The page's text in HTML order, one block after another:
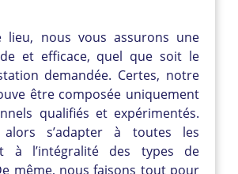
lieu, nous vous assurons une
et efficace, quel que soit le
demandée. Certes, notre
être composée uniquement
qualifiés et expérimentés.
s’adapter à toutes les
à l’intégralité des types de
même, nous faisons tout pour